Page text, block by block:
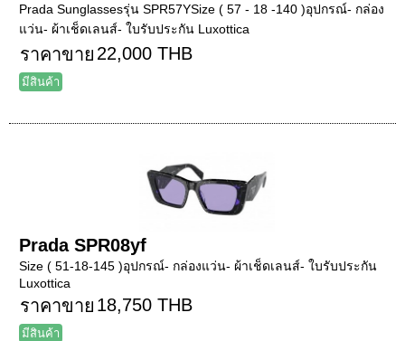
Prada Sunglassesรุ่น SPR57YSize ( 57 - 18 -140 )อุปกรณ์- กล่อง
แว่น- ผ้าเช็ดเลนส์- ใบรับประกัน Luxottica
ราคาขาย 22,000 THB
มีสินค้า
Prada SPR08yf
Size ( 51-18-145 )อุปกรณ์- กล่องแว่น- ผ้าเช็ดเลนส์- ใบรับประกัน
Luxottica
ราคาขาย 18,750 THB
มีสินค้า